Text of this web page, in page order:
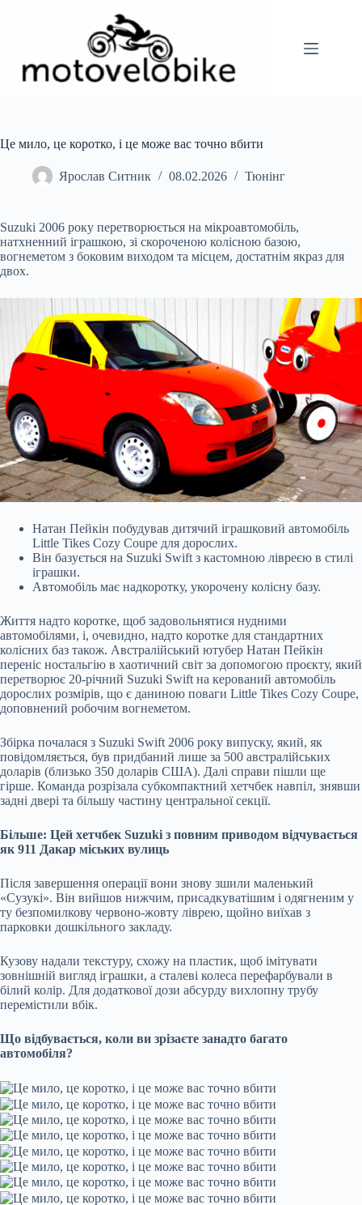
Це мило, це коротко, і це може вас точно вбити
Ярослав Ситник 08.02.2026 Тюнінг
Suzuki 2006 року перетворюється на мікроавтомобіль,
натхненний іграшкою, зі скороченою колісною базою,
вогнеметом з боковим виходом та місцем, достатнім якраз для
двох.
Натан Пейкін побудував дитячий іграшковий автомобіль
Little Tikes Cozy Coupe для дорослих.
Він базується на Suzuki Swift з кастомною лівреєю в стилі
іграшки.
Автомобіль має надкоротку, укорочену колісну базу.
Життя надто коротке, щоб задовольнятися нудними
автомобілями, і, очевидно, надто коротке для стандартних
колісних баз також. Австралійський ютубер Натан Пейкін
переніс ностальгію в хаотичний світ за допомогою проєкту, який
перетворює 20-річний Suzuki Swift на керований автомобіль
дорослих розмірів, що є даниною поваги Little Tikes Cozy Coupe,
доповнений робочим вогнеметом.
Збірка почалася з Suzuki Swift 2006 року випуску, який, як
повідомляється, був придбаний лише за 500 австралійських
доларів (близько 350 доларів США). Далі справи пішли ще
гірше. Команда розрізала субкомпактний хетчбек навпіл, знявши
задні двері та більшу частину центральної секції.
Більше: Цей хетчбек Suzuki з повним приводом відчувається
як 911 Дакар міських вулиць
Після завершення операції вони знову зшили маленький
«Сузукі». Він вийшов нижчим, присадкуватішим і одягненим у
ту безпомилкову червоно-жовту ліврею, щойно виїхав з
парковки дошкільного закладу.
Кузову надали текстуру, схожу на пластик, щоб імітувати
зовнішній вигляд іграшки, а сталеві колеса перефарбували в
білий колір. Для додаткової дози абсурду вихлопну трубу
перемістили вбік.
Що відбувається, коли ви зрізаєте занадто багато
автомобіля?